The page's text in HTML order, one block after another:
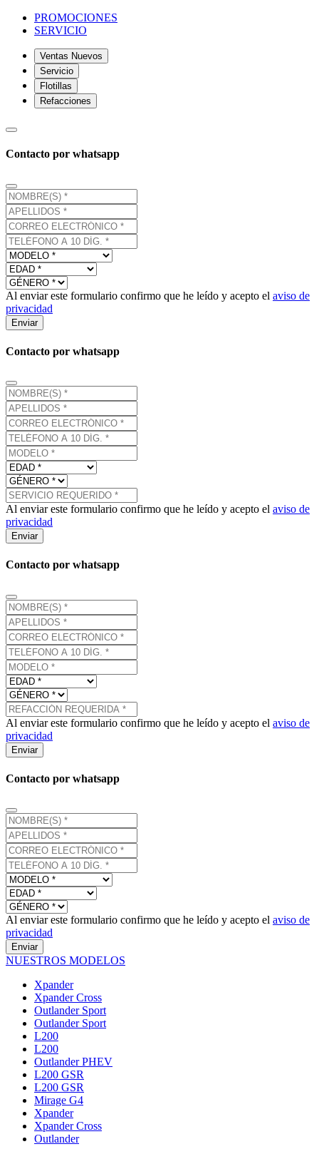
PROMOCIONES
SERVICIO
Ventas Nuevos
Servicio
Flotillas
Refacciones
Contacto por whatsapp
Al enviar este formulario confirmo que he leído y acepto el aviso de
privacidad
Enviar
Contacto por whatsapp
Al enviar este formulario confirmo que he leído y acepto el aviso de
privacidad
Enviar
Contacto por whatsapp
Al enviar este formulario confirmo que he leído y acepto el aviso de
privacidad
Enviar
Contacto por whatsapp
Al enviar este formulario confirmo que he leído y acepto el aviso de
privacidad
Enviar
NUESTROS MODELOS
Xpander
Xpander Cross
Outlander Sport
Outlander Sport
L200
L200
Outlander PHEV
L200 GSR
L200 GSR
Mirage G4
Xpander
Xpander Cross
Outlander